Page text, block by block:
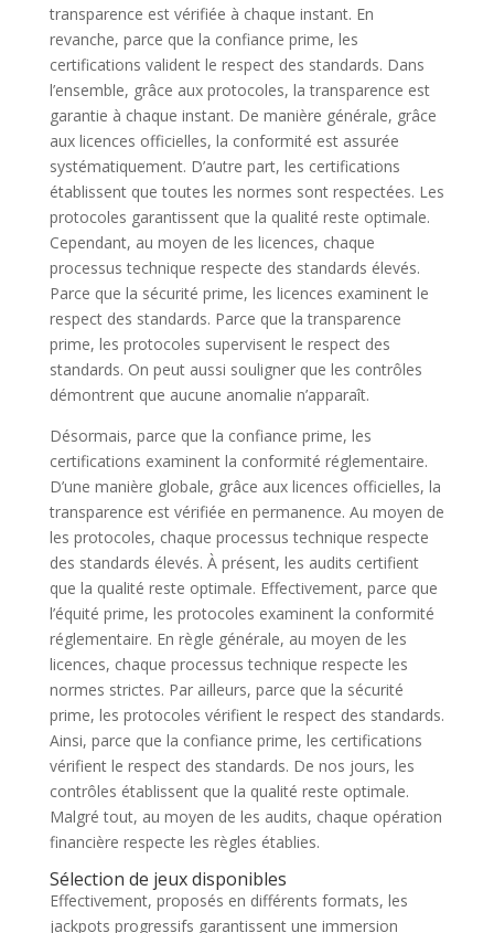
transparence est vérifiée à chaque instant. En
revanche, parce que la confiance prime, les
certifications valident le respect des standards. Dans
l’ensemble, grâce aux protocoles, la transparence est
garantie à chaque instant. De manière générale, grâce
aux licences officielles, la conformité est assurée
systématiquement. D’autre part, les certifications
établissent que toutes les normes sont respectées. Les
protocoles garantissent que la qualité reste optimale.
Cependant, au moyen de les licences, chaque
processus technique respecte des standards élevés.
Parce que la sécurité prime, les licences examinent le
respect des standards. Parce que la transparence
prime, les protocoles supervisent le respect des
standards. On peut aussi souligner que les contrôles
démontrent que aucune anomalie n’apparaît.
Désormais, parce que la confiance prime, les
certifications examinent la conformité réglementaire.
D’une manière globale, grâce aux licences officielles, la
transparence est vérifiée en permanence. Au moyen de
les protocoles, chaque processus technique respecte
des standards élevés. À présent, les audits certifient
que la qualité reste optimale. Effectivement, parce que
l’équité prime, les protocoles examinent la conformité
réglementaire. En règle générale, au moyen de les
licences, chaque processus technique respecte les
normes strictes. Par ailleurs, parce que la sécurité
prime, les protocoles vérifient le respect des standards.
Ainsi, parce que la confiance prime, les certifications
vérifient le respect des standards. De nos jours, les
contrôles établissent que la qualité reste optimale.
Malgré tout, au moyen de les audits, chaque opération
financière respecte les règles établies.
Sélection de jeux disponibles
Effectivement, proposés en différents formats, les
jackpots progressifs garantissent une immersion